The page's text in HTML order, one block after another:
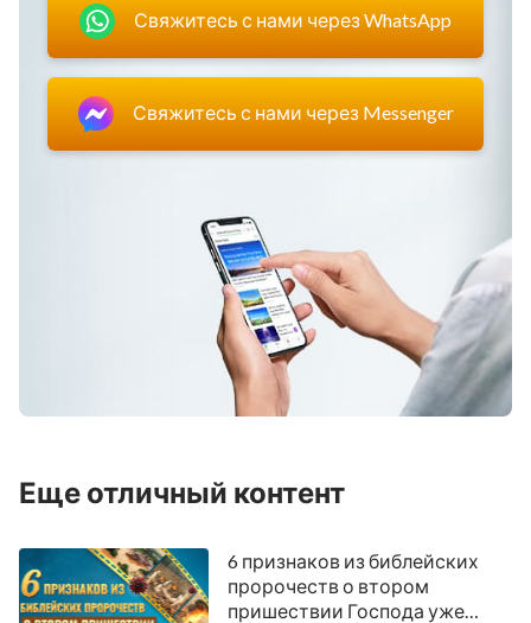
Свяжитесь с нами через WhatsApp
Свяжитесь с нами через Messenger
Еще отличный контент
6 признаков из библейских
пророчеств о втором
пришествии Господа уже